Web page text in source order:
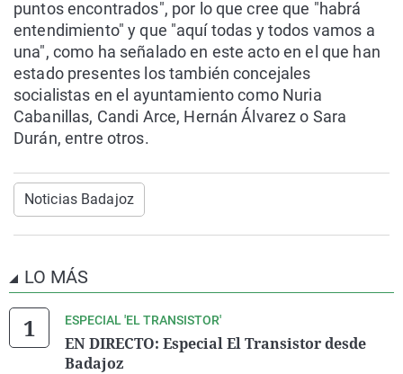
puntos encontrados", por lo que cree que "habrá
entendimiento" y que "aquí todas y todos vamos a
una", como ha señalado en este acto en el que han
estado presentes los también concejales
socialistas en el ayuntamiento como Nuria
Cabanillas, Candi Arce, Hernán Álvarez o Sara
Durán, entre otros.
Noticias Badajoz
LO MÁS
ESPECIAL 'EL TRANSISTOR'
EN DIRECTO: Especial El Transistor desde
Badajoz